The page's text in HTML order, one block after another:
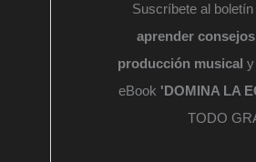
Suscríbete al
aprender
producción musical y
eBook 'DOMINA LA
TODO